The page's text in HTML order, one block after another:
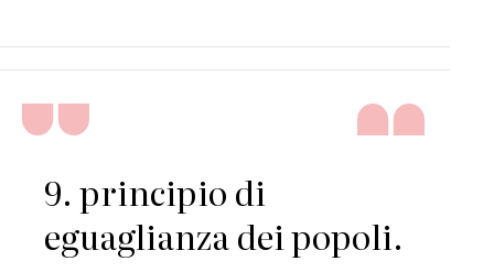
9. principio di
eguaglianza dei popoli.